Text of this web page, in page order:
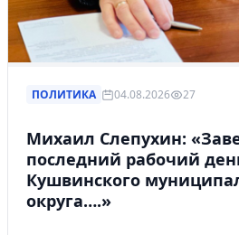
ПОЛИТИКА 04.08.2026 27
Михаил Слепухин:
последний рабочий
Кушвинского
округа….»